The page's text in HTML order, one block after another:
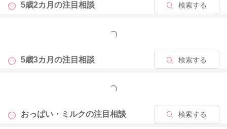
5歳2カ月の注目相談 検索する
もっと見る
5歳3カ月の注目相談 検索する
もっと見る
おっぱい・ミルクの注目相談 検索する